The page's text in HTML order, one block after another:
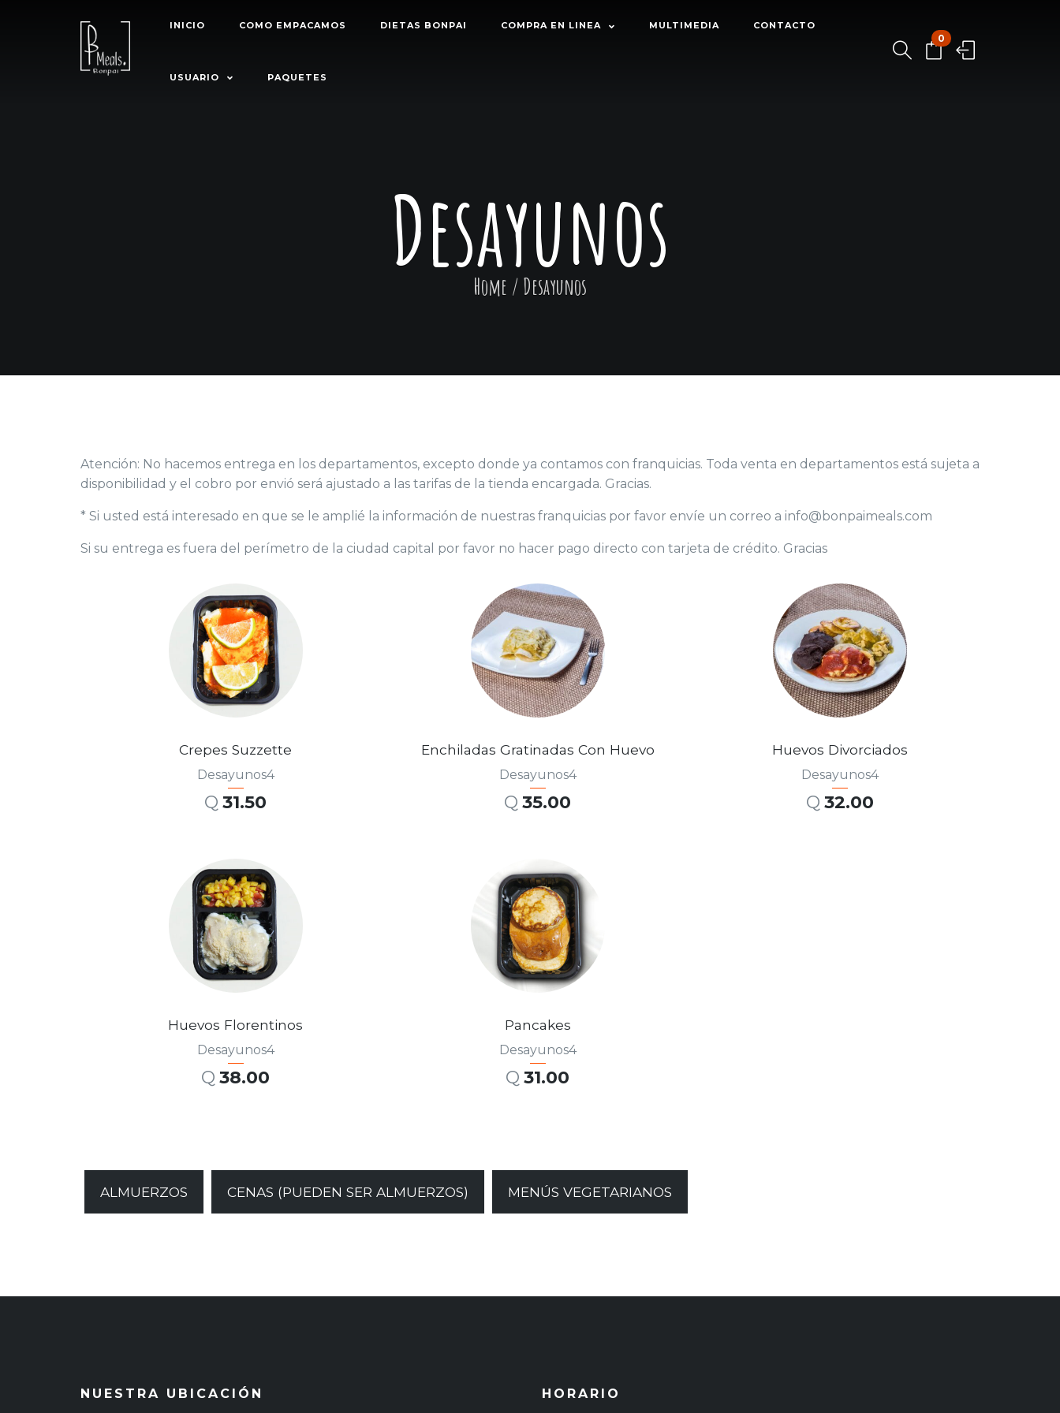
INICIO COMO EMPACAMOS DIETAS BONPAI COMPRA EN LINEA MULTIMEDIA CONTACTO
USUARIO PAQUETES
0
Desayunos
Home / Desayunos
Atención: No hacemos entrega en los departamentos, excepto donde ya contamos con franquicias. Toda venta en departamentos está sujeta a
disponibilidad y el cobro por envió será ajustado a las tarifas de la tienda encargada. Gracias.
* Si usted está interesado en que se le amplié la información de nuestras franquicias por favor envíe un correo a info@bonpaimeals.com
Si su entrega es fuera del perímetro de la ciudad capital por favor no hacer pago directo con tarjeta de crédito. Gracias
Crepes Suzzette
Desayunos4
Q 31.50
Enchiladas Gratinadas Con Huevo
Desayunos4
Q 35.00
Huevos Divorciados
Desayunos4
Q 32.00
Huevos Florentinos
Desayunos4
Q 38.00
Pancakes
Desayunos4
Q 31.00
ALMUERZOS CENAS (PUEDEN SER ALMUERZOS) MENÚS VEGETARIANOS
NUESTRA UBICACIÓN HORARIO